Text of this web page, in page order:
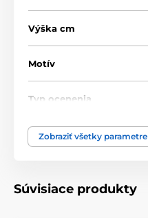
Výška cm
Motív
Typ ocenenia
Materiál
Zobraziť všetky parametre
Súvisiace produkty